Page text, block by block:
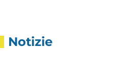
Notizie